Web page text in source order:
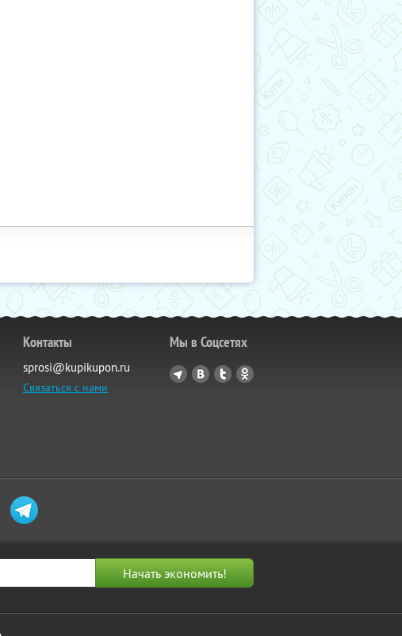
Контакты
sprosi@kupikupon.ru
Связаться с нами
Мы в Соцсетях